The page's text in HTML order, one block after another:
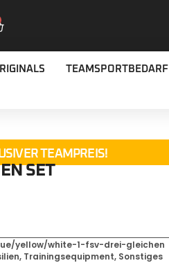
TEAMSPORTBEDARF
TEAMPREIS!
SET
yellow/white-1-fsv-drei-gleichen
, Trainingsequipment, Sonstiges